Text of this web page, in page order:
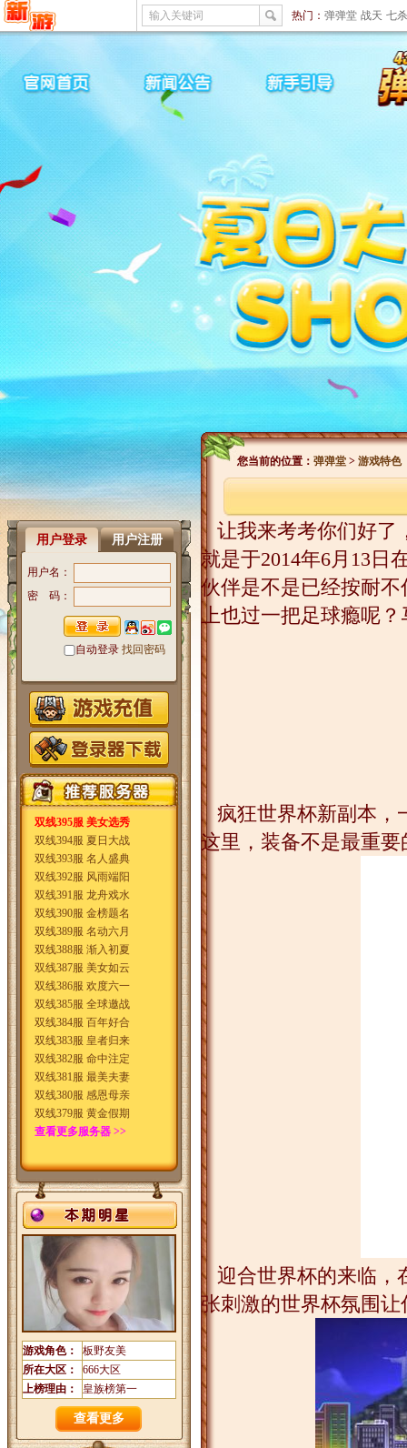
输入关键词 热门： 弹弹堂 战天 七杀
用户登录 用户注册
用户名：
密 码：
自动登录 找回密码
双线395服 美女选秀
双线394服 夏日大战
双线393服 名人盛典
双线392服 风雨端阳
双线391服 龙舟戏水
双线390服 金榜题名
双线389服 名动六月
双线388服 渐入初夏
双线387服 美女如云
双线386服 欢度六一
双线385服 全球邀战
双线384服 百年好合
双线383服 皇者归来
双线382服 命中注定
双线381服 最美夫妻
双线380服 感恩母亲
双线379服 黄金假期
查看更多服务器 >>
游戏角色：
板野友美
所在大区：
666大区
上榜理由：
皇族榜第一
查看更多
您当前的位置： 弹弹堂> 游戏特色
让我来考考你们好了
就是于2014年6月13日
伙伴是不是已经按耐
上也过一把足球瘾呢
疯狂世界杯新副本，
这里，装备不是最重
迎合世界杯的来临，
张刺激的世界杯氛围